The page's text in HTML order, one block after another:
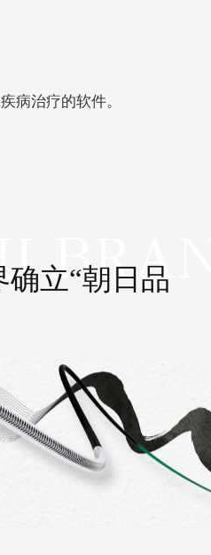
病治疗的软件。
立“朝日品